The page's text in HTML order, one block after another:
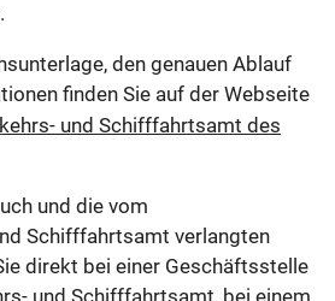
den genauen Ablauf
finden Sie auf der Webseite
und Schifffahrtsamt des
und die vom
Schifffahrtsamt verlangten
direkt bei einer Geschäftsstelle